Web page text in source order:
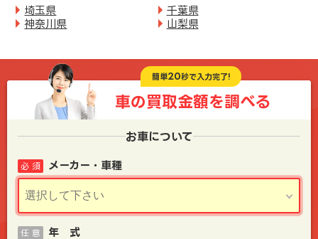
埼玉県
千葉県
神奈川県
山梨県
簡単20秒で入力完了!
車の買取金額を調べる
お車について
メーカー・車種
必 須
年 式
任 意